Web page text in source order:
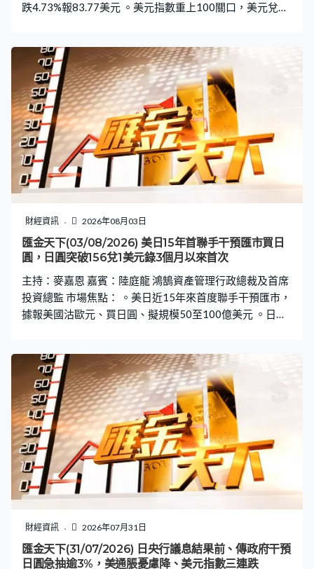
跌4.73%報83.77美元 。美元指數重上100關口，美元兌日
日本上周兩日斥13.78萬億日圓入市支持日圓匯價 。紐約
聯儲行威廉斯：料通脹預期下半年放緩，現利率水平理想
。美國25個州提訟反對特朗普政府最新關稅措施 。美國7
月ISM製造業指數升至55.6勝預期
財經資訊 2026年08月03日
匯金天下(03/08/2026) 美日15年首聯手干預匯市買日
圓，日圓突破156兌1美元錄3個月以來首次
主持：麥嘉恩 嘉賓：陸庭龍 鴻鵠資產管理行政總裁及首席
投資總監 市場焦點： 。美日近15年來首度聯手干預匯市，
據報美國沽歐元、買日圓、擬規模50至100億美元 。日本
朗普指干預日圓體現美日友誼 。美伊將重啟談判，布蘭特
期油亞洲市早段一度急跌9.5%低見過81.55美元 。紐約期
油曾跌近7%至78.78美元 。OPEC+：9月起增產每日18.8
萬桶原油 。聯儲局沃什據報擬縮減全年議息次數至6次
財經資訊 2026年07月31日
匯金天下(31/07/2026) 日央行議息結果前、傳政府干預
日圓急抽逾3%，美通脹憂慮降、美元指數三連跌